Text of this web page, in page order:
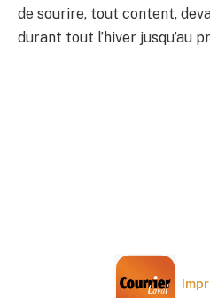
de sourire, tout content,
durant tout l’hiver jusqu’au